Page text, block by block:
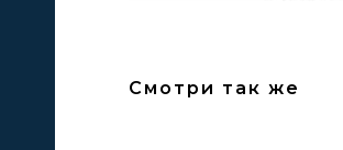
Смотри так же